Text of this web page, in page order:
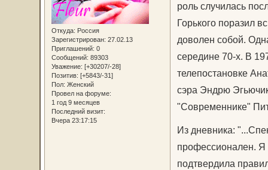
Откуда: Россия
Зарегистрирован: 27.02.13
Приглашений: 0
Сообщений: 89303
Уважение: [+30207/-28]
Позитив: [+5843/-31]
Пол: Женский
Провел на форуме:
1 год 9 месяцев
Последний визит:
Вчера 23:17:15
роль случилась
Горького поразил
доволен собой.
середине 70-х. В
телепостановке
сэра Эндрю
"Современнике"
Из дневника:
профессионален. Я
подтвердила